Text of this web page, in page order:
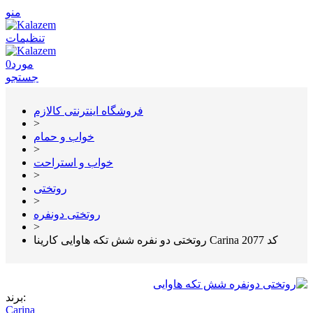
منو
تنظیمات
0مورد
جستجو
فروشگاه اینترنتی کالازم
>
خواب و حمام
>
خواب و استراحت
>
روتختی
>
روتختی دونفره
>
روتختی دو نفره شش تکه هاوایی کارینا Carina کد 2077
برند:
Carina